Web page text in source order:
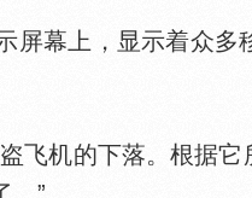
幕上，显示着众多
的下落。根据它